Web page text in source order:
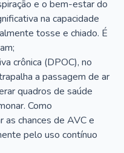
e o bem-estar do
na capacidade
tosse e chiado. É
crônica (DPOC), no
a passagem de ar
quadros de saúde
Como
as chances de AVC e
pelo uso contínuo